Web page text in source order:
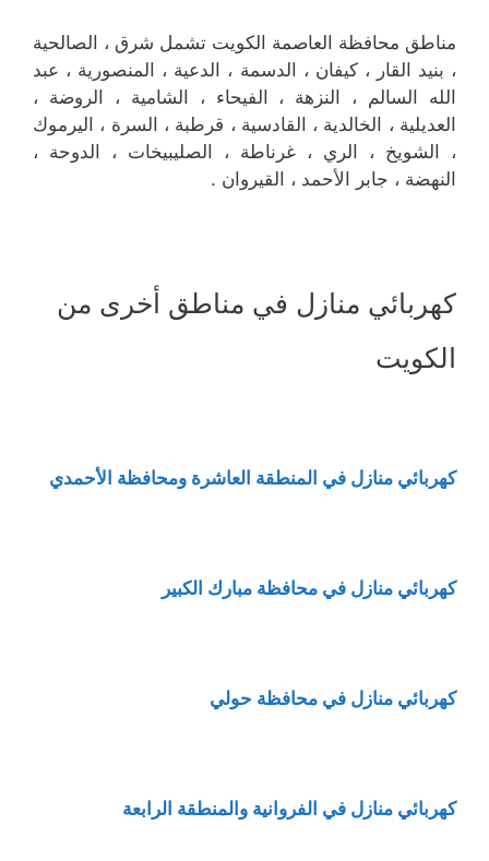
مناطق محافظة العاصمة الكويت تشمل شرق ، الصالحية
، بنيد القار ، كيفان ، الدسمة ، الدعية ، المنصورية ، عبد
الله السالم ، النزهة ، الفيحاء ، الشامية ، الروضة ،
العديلية ، الخالدية ، القادسية ، قرطبة ، السرة ، اليرموك
، الشويخ ، الري ، غرناطة ، الصليبيخات ، الدوحة ،
النهضة ، جابر الأحمد ، القيروان .
كهربائي منازل في مناطق أخرى من
الكويت
كهربائي منازل في المنطقة العاشرة ومحافظة الأحمدي
كهربائي منازل في محافظة مبارك الكبير
كهربائي منازل في محافظة حولي
كهربائي منازل في الفروانية والمنطقة الرابعة